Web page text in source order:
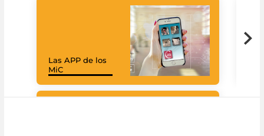
Las APP de los
MiC